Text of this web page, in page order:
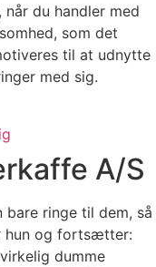
du handler med
som det
til at udnytte
med sig.
A/S
ringe til dem, så
hun og fortsætter:
dumme